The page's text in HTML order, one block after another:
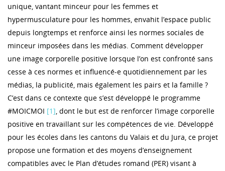
unique, vantant minceur pour les femmes et
hypermusculature pour les hommes, envahit l’espace public
depuis longtemps et renforce ainsi les normes sociales de
minceur imposées dans les médias. Comment développer
une image corporelle positive lorsque l’on est confronté sans
cesse à ces normes et influencé-e quotidiennement par les
médias, la publicité, mais également les pairs et la famille ?
C’est dans ce contexte que s’est développé le programme
#MOICMOI [1], dont le but est de renforcer l’image corporelle
positive en travaillant sur les compétences de vie. Développé
pour les écoles dans les cantons du Valais et du Jura, ce projet
propose une formation et des moyens d’enseignement
compatibles avec le Plan d’études romand (PER) visant à